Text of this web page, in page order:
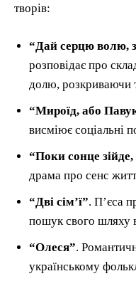
творів:
“Дай серцю волю,
розповідає про
долю, розкриваючи
“Мироїд, або
висміює соціальні
“Поки сонце зійде,
драма про сенс
“Дві сім’ї”. П’єса
пошук свого шляху
“Олеся”.
українському